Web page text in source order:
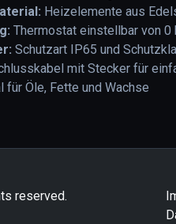
Heizelemente aus
Thermostat einstellbar von
Schutzart IP65 und
mit Stecker für
für Öle, Fette und Wachse
reserved.